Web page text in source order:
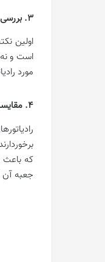
3. بررسی تعمیر پذیر بودن رادیاتور پنلی و پره‌ای
اولین
است و نه
مورد
4. مقایسه قیمت
که باعث
جعبه آن